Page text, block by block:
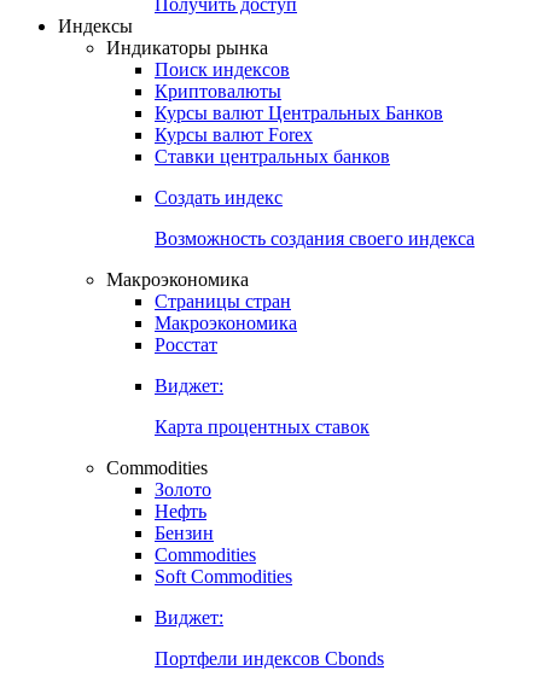
Получить доступ
Индексы
Индикаторы рынка
Поиск индексов
Криптовалюты
Курсы валют Центральных Банков
Курсы валют Forex
Ставки центральных банков
Создать индекс
Возможность создания своего индекса
Макроэкономика
Страницы стран
Макроэкономика
Росстат
Виджет:
Карта процентных ставок
Commodities
Золото
Нефть
Бензин
Commodities
Soft Commodities
Виджет:
Портфели индексов Cbonds